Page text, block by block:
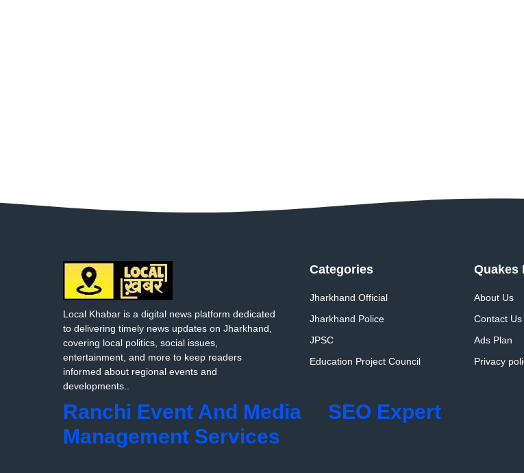
Local Khabar is a digital news platform dedicated
to delivering timely news updates on Jharkhand,
covering local politics, social issues,
entertainment, and more to keep readers
informed about regional events and
developments..
Categories
Jharkhand Official
Jharkhand Police
JPSC
Education Project Council
Quakes
About Us
Contact Us
Ads Plan
Privacy
Ranchi Event And Media
Management Services
SEO Expert